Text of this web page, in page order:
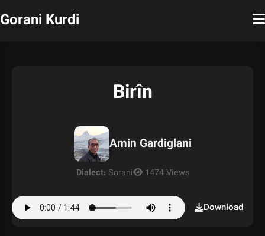
Gorani Kurdi
Birîn
Amin Gardiglani
Dialect: Sorani 1474 Views
Download